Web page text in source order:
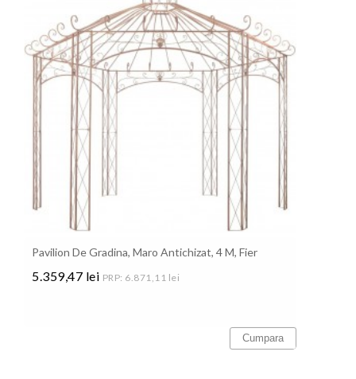
Pavilion De Gradina, Maro Antichizat, 4 M, Fier
5.359,47 lei PRP: 6.871,11 lei
Cumpara